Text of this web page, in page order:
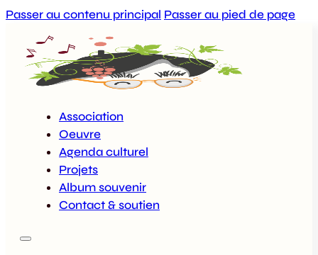
Passer au contenu principal Passer au pied de page
Association
Oeuvre
Agenda culturel
Projets
Album souvenir
Contact & soutien